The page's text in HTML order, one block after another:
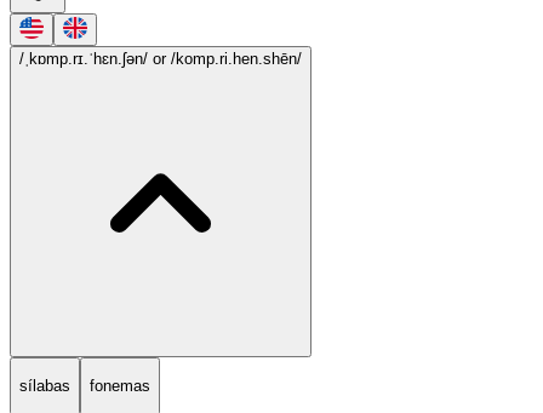
/ˌkɒmp.rɪ.ˈhɛn.ʃən/ or /komp.ri.hen.shēn/
sílabas fonemas